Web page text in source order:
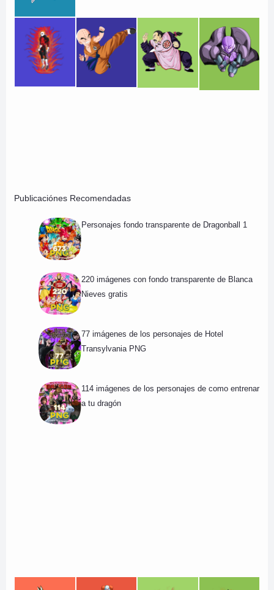
Publicaciónes Recomendadas
Personajes fondo transparente de Dragonball 1
220 imágenes con fondo transparente de Blanca
Nieves gratis
77 imágenes de los personajes de Hotel
Transylvania PNG
114 imágenes de los personajes de como entrenar
a tu dragón